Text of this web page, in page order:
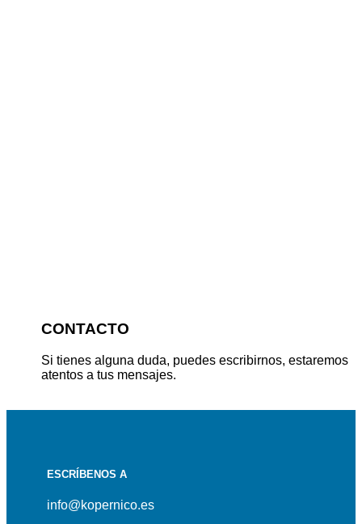
CONTACTO
Si tienes alguna duda, puedes escribirnos, estaremos
atentos a tus mensajes.
ESCRÍBENOS A
info@kopernico.es